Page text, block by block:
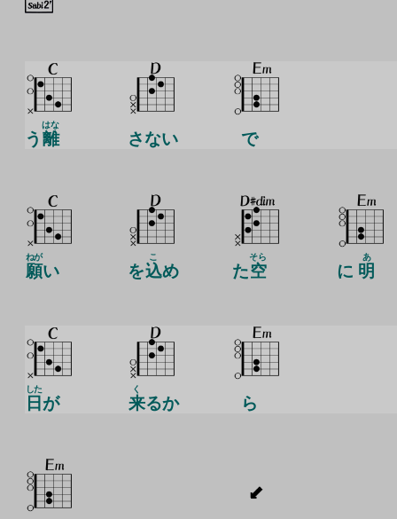
う 離
はな
さない で
願
ねが
い を込
こ
め た空
そら
に 明
あ
日
した
が 来
く
るか ら